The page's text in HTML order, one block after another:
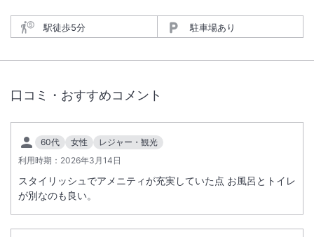
駅徒歩5分 駐車場あり
口コミ・おすすめコメント
60代 女性
レジャー・観光
利用時期： 2026年3月14日
スタイリッシュでアメニティが充実していた点 お風呂とトイレ
が別なのも良い。